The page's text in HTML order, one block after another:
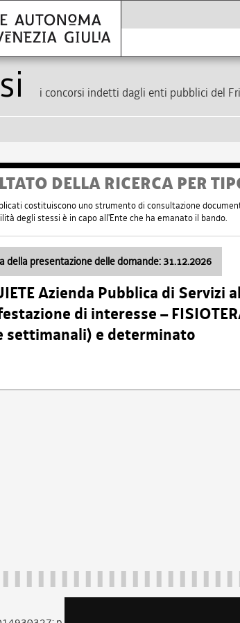
i concorsi indetti dagli enti pubblici del
DELLA RICERCA PER
costituiscono uno strumento di consultazione
degli stessi è in capo all'Ente che ha emanato il bando.
della presentazione delle domande: 31.12.2026
Azienda Pubblica di Servizi
di interesse –
settimanali) e determinato